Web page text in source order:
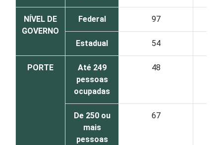
NÍVEL DE
GOVERNO
Federal 97
Estadual 54
PORTE
Até 249
pessoas
ocupadas
48
De 250 ou
mais
pessoas
67